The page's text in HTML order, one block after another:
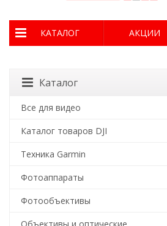
КАТАЛОГ АКЦИИ
Каталог
Все для видео
Каталог товаров DJI
Техника Garmin
Фотоаппараты
Фотообъективы